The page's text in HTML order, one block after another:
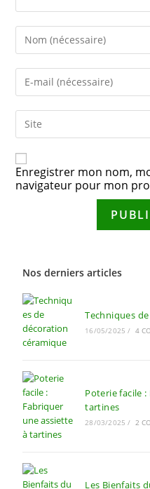
Enregistrer mon nom,
navigateur pour mon
Nos derniers articles
Techniques
16/05/2025 / 4
Poterie facile
tartines
28/03/2025 / 2
Les Bienfaits